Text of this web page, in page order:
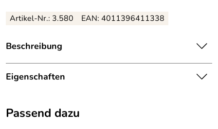
Artikel-Nr.: 3.580 EAN: 4011396411338
Beschreibung
Verjüngende, nährende und regenerierende Creme für
sehr trockene Haut. Dr. Grandel Beautygen Renew III rich
Schneealgen Extrakt
Eigenschaften
Hauttyp:
sehr trockene Haut
Passend dazu